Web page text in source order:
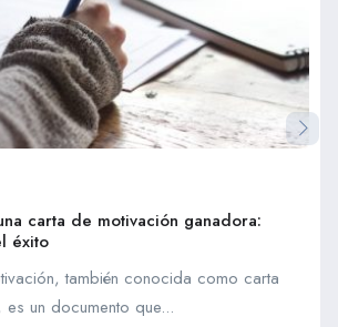
carta de motivación ganadora:
éxito
también conocida como carta
un documento que...